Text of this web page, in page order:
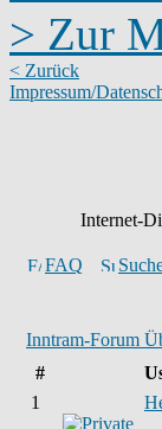
> Zur
< Zurück
Impressum/
Internet-
FAQ
Inntram-Forum
#
1